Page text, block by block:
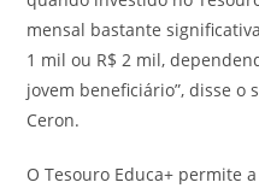
mensal bastante
1 mil ou R$ 2 mil,
jovem beneficiário”, disse o
Ceron.
O Tesouro Educa+ permite